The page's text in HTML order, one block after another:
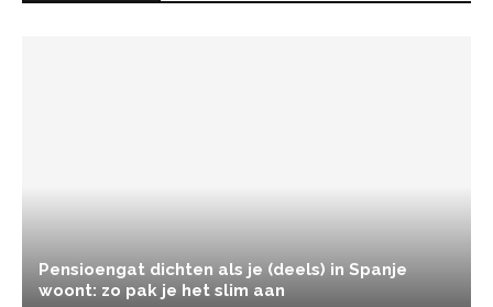
Pensioengat dichten als je (deels) in Spanje
woont: zo pak je het slim aan